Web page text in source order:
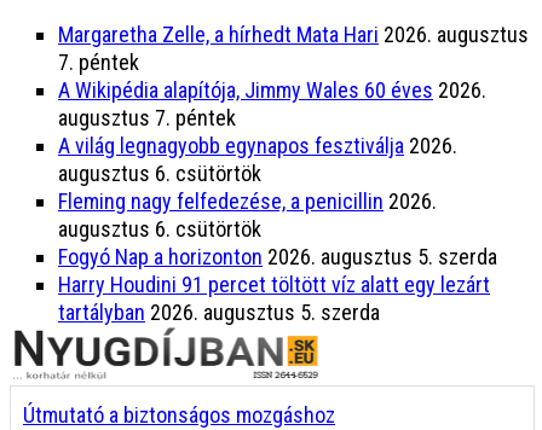
Margaretha Zelle, a hírhedt Mata Hari 2026. augusztus
7. péntek
A Wikipédia alapítója, Jimmy Wales 60 éves 2026.
augusztus 7. péntek
A világ legnagyobb egynapos fesztiválja 2026.
augusztus 6. csütörtök
Fleming nagy felfedezése, a penicillin 2026.
augusztus 6. csütörtök
Fogyó Nap a horizonton 2026. augusztus 5. szerda
Harry Houdini 91 percet töltött víz alatt egy lezárt
tartályban 2026. augusztus 5. szerda
Útmutató a biztonságos mozgáshoz